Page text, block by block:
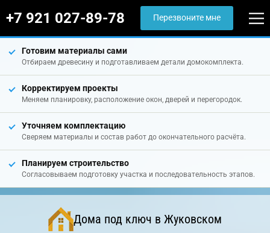
+7 921 027-89-78 Перезвоните мне
Готовим материалы сами
Отбираем древесину и подготавливаем детали домокомплекта.
Корректируем проекты
Меняем планировку, расположение окон, дверей и перегородок.
Уточняем комплектацию
Сверяем материалы и состав работ до окончательного расчёта.
Планируем строительство
Согласовываем подготовку участка и последовательность этапов.
Дома под ключ в Жуковском